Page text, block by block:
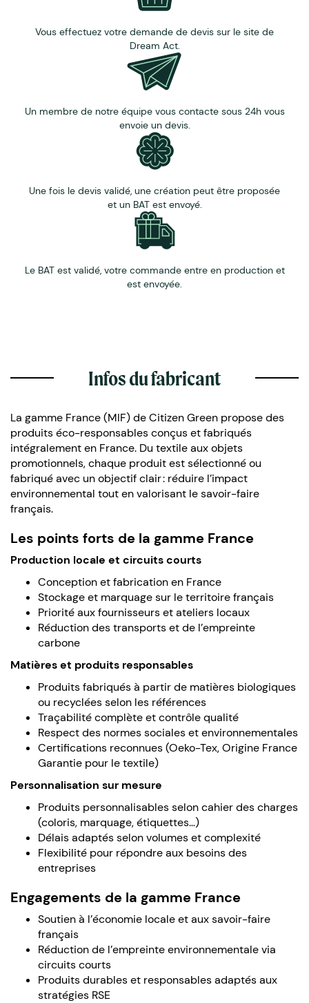
Vous effectuez votre demande de devis sur le site de
Dream Act.
Un membre de notre équipe vous contacte sous 24h vous
envoie un devis.
Une fois le devis validé, une création peut être proposée
et un BAT est envoyé.
Le BAT est validé, votre commande entre en production et
est envoyée.
Infos du fabricant
La gamme France (MIF) de Citizen Green propose des
produits éco-responsables conçus et fabriqués
intégralement en France. Du textile aux objets
promotionnels, chaque produit est sélectionné ou
fabriqué avec un objectif clair : réduire l’impact
environnemental tout en valorisant le savoir-faire
français.
Les points forts de la gamme France
Production locale et circuits courts
Conception et fabrication en France
Stockage et marquage sur le territoire français
Priorité aux fournisseurs et ateliers locaux
Réduction des transports et de l’empreinte
carbone
Matières et produits responsables
Produits fabriqués à partir de matières biologiques
ou recyclées selon les références
Traçabilité complète et contrôle qualité
Respect des normes sociales et environnementales
Certifications reconnues (Oeko-Tex, Origine France
Garantie pour le textile)
Personnalisation sur mesure
Produits personnalisables selon cahier des charges
(coloris, marquage, étiquettes…)
Délais adaptés selon volumes et complexité
Flexibilité pour répondre aux besoins des
entreprises
Engagements de la gamme France
Soutien à l’économie locale et aux savoir-faire
français
Réduction de l’empreinte environnementale via
circuits courts
Produits durables et responsables adaptés aux
stratégies RSE